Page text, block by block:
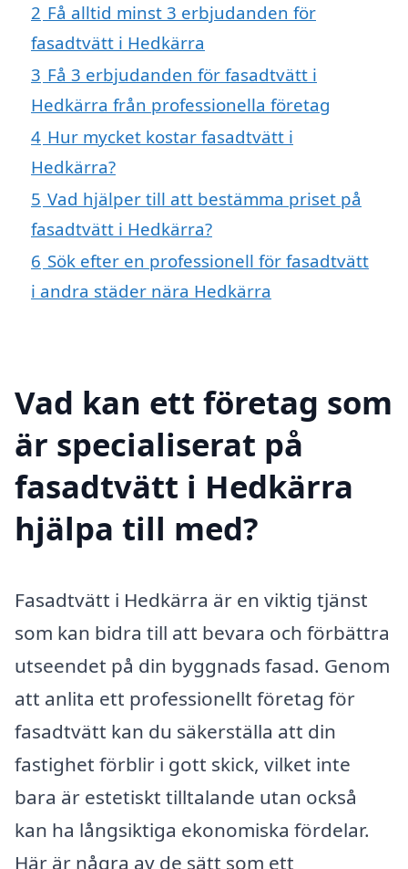
2 Få alltid minst 3 erbjudanden för
fasadtvätt i Hedkärra
3 Få 3 erbjudanden för fasadtvätt i
Hedkärra från professionella företag
4 Hur mycket kostar fasadtvätt i
Hedkärra?
5 Vad hjälper till att bestämma priset på
fasadtvätt i Hedkärra?
6 Sök efter en professionell för fasadtvätt
i andra städer nära Hedkärra
Vad kan ett företag som
är specialiserat på
fasadtvätt i Hedkärra
hjälpa till med?
Fasadtvätt i Hedkärra är en viktig tjänst
som kan bidra till att bevara och förbättra
utseendet på din byggnads fasad. Genom
att anlita ett professionellt företag för
fasadtvätt kan du säkerställa att din
fastighet förblir i gott skick, vilket inte
bara är estetiskt tilltalande utan också
kan ha långsiktiga ekonomiska fördelar.
Här är några av de sätt som ett